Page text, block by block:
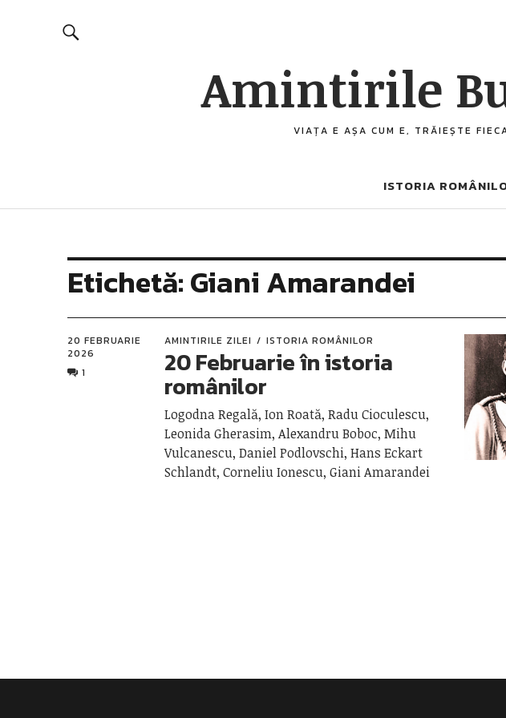
Amintirile
VIAȚA E AȘA CUM E, TRĂIEȘTE
ISTORIA
Etichetă:Giani Amarandei
20 FEBRUARIE
2026
1
AMINTIRILE ZILEI ISTORIA ROMÂNILOR
20 Februarie în istoria
românilor
Logodna Regală, Ion Roată, Radu Cioculescu,
Leonida Gherasim, Alexandru Boboc, Mihu
Vulcanescu, Daniel Podlovschi, Hans Eckart
Schlandt, Corneliu Ionescu, Giani Amarandei